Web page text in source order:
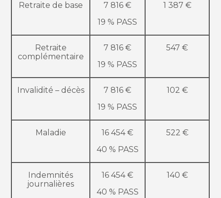
Retraite de base
7 816 €
19 % PASS
1 387 €
Retraite
complémentaire
7 816 €
19 % PASS
547 €
Invalidité – décès
7 816 €
19 % PASS
102 €
Maladie
16 454 €
40 % PASS
522 €
Indemnités
journalières
16 454 €
40 % PASS
140 €